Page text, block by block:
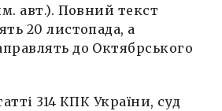
авт.). Повний текст
20 листопада, а
до Октябрського
314 КПК України, суд